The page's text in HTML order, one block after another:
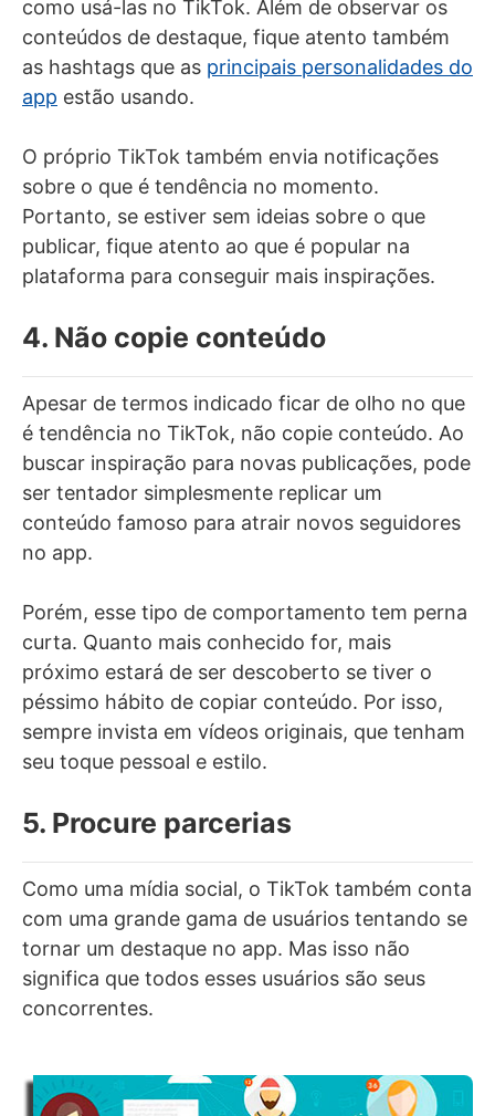
como usá-las no TikTok. Além de observar os
conteúdos de destaque, fique atento também
as hashtags que as principais personalidades do
app estão usando.
O próprio TikTok também envia notificações
sobre o que é tendência no momento.
Portanto, se estiver sem ideias sobre o que
publicar, fique atento ao que é popular na
plataforma para conseguir mais inspirações.
4. Não copie conteúdo
Apesar de termos indicado ficar de olho no que
é tendência no TikTok, não copie conteúdo. Ao
buscar inspiração para novas publicações, pode
ser tentador simplesmente replicar um
conteúdo famoso para atrair novos seguidores
no app.
Porém, esse tipo de comportamento tem perna
curta. Quanto mais conhecido for, mais
próximo estará de ser descoberto se tiver o
péssimo hábito de copiar conteúdo. Por isso,
sempre invista em vídeos originais, que tenham
seu toque pessoal e estilo.
5. Procure parcerias
Como uma mídia social, o TikTok também conta
com uma grande gama de usuários tentando se
tornar um destaque no app. Mas isso não
significa que todos esses usuários são seus
concorrentes.